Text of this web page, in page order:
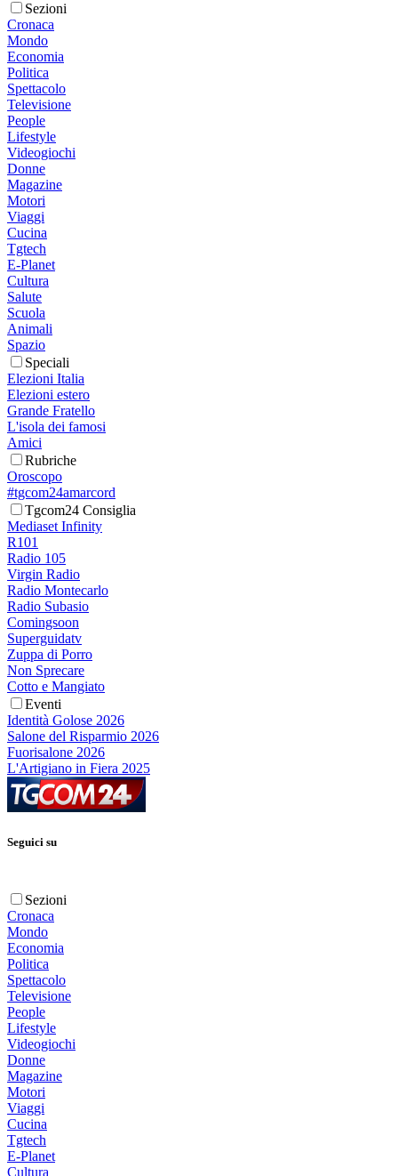
Sezioni
Cronaca
Mondo
Economia
Politica
Spettacolo
Televisione
People
Lifestyle
Videogiochi
Donne
Magazine
Motori
Viaggi
Cucina
Tgtech
E-Planet
Cultura
Salute
Scuola
Animali
Spazio
Speciali
Elezioni Italia
Elezioni estero
Grande Fratello
L'isola dei famosi
Amici
Rubriche
Oroscopo
#tgcom24amarcord
Tgcom24 Consiglia
Mediaset Infinity
R101
Radio 105
Virgin Radio
Radio Montecarlo
Radio Subasio
Comingsoon
Superguidatv
Zuppa di Porro
Non Sprecare
Cotto e Mangiato
Eventi
Identità Golose 2026
Salone del Risparmio 2026
Fuorisalone 2026
L'Artigiano in Fiera 2025
Seguici su
Sezioni
Cronaca
Mondo
Economia
Politica
Spettacolo
Televisione
People
Lifestyle
Videogiochi
Donne
Magazine
Motori
Viaggi
Cucina
Tgtech
E-Planet
Cultura